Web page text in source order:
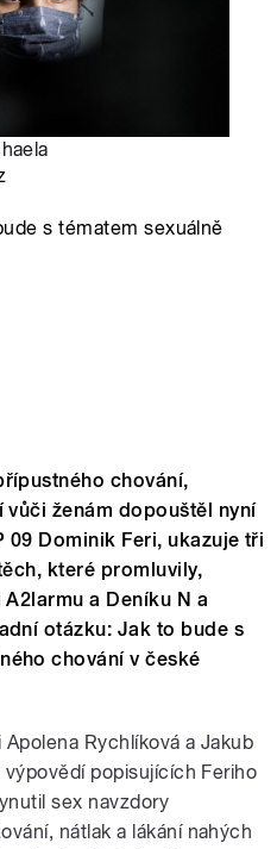
s tématem sexuálně
chování,
ženám dopouštěl nyní
09 Dominik Feri, ukazuje tři
které promluvily,
a Deníku N a
otázku: Jak to bude s
chování v české
Rychlíková a Jakub
popisujících Feriho
sex navzdory
nátlak a lákání nahých